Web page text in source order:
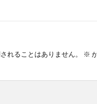
れることはありません。 ※